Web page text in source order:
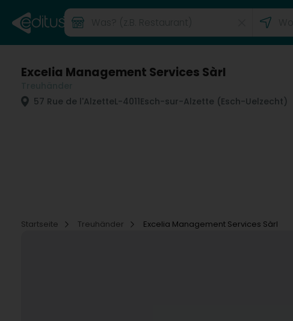
Excelia Management Services Sàrl
57 Rue de l'AlzetteL-4011Esch-sur-Alzette (Esch-Uelzecht)
Startseite
Treuhänder Excelia Management Services Sàrl